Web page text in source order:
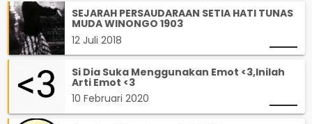
SEJARAH PERSAUDARAAN SETIA HATI TUNAS
MUDA WINONGO 1903
12 Juli 2018
Si Dia Suka Menggunakan Emot <3,Inilah
Arti Emot <3
10 Februari 2020